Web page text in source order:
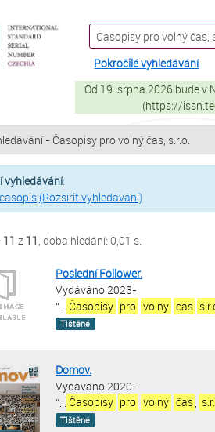
Pokročilé vyhledávání
Od 19. srpna 2026 bude v
(https://
- Časopisy pro volný čas, s.r.o.
vyhledávání:
casopis (Rozšířit vyhledávání)
z 11 , doba hledání: 0,01 s.
Poslední Follower.
Vydáváno 2023-
“... Časopisy pro volný čas
Tištěné
Domov.
Vydáváno 2020-
“
Časopisy pro volný čas
Tištěné